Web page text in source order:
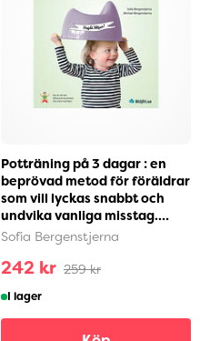
Potträning på 3 dagar : en
beprövad metod för föräldrar
som vill lyckas snabbt och
undvika vanliga misstag.
Steg-för-ste...
Sofia Bergenstjerna
242 kr 259 kr
I lager